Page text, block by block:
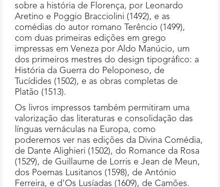
sobre a história de Florença, por Leonardo
Aretino e Poggio Bracciolini (1492), e as
comédias do autor romano Terêncio (1499),
com duas primeiras edições em grego
impressas em Veneza por Aldo Manúcio, um
dos primeiros mestres do design tipográfico: a
História da Guerra do Peloponeso, de
Tucídides (1502), e as obras completas de
Platão (1513).
Os livros impressos também permitiram uma
valorização das literaturas e consolidação das
línguas vernáculas na Europa, como
poderemos ver nas edições da Divina Comédia,
de Dante Alighieri (1502), do Romance da Rosa
(1529), de Guillaume de Lorris e Jean de Meun,
dos Poemas Lusitanos (1598), de António
Ferreira, e d’Os Lusíadas (1609), de Camões.